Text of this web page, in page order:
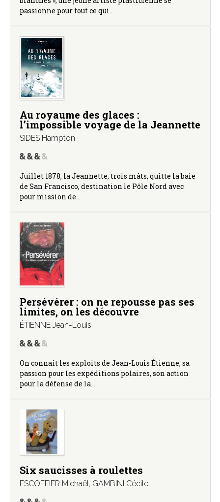
passionne pour tout ce qui…
Au royaume des glaces :
l’impossible voyage de la Jeannette
SIDES Hampton
Juillet 1878, la Jeannette, trois mâts, quitte la baie
de San Francisco, destination le Pôle Nord avec
pour mission de…
Persévérer : on ne repousse pas ses
limites, on les découvre
ÉTIENNE Jean-Louis
On connaît les exploits de Jean-Louis Étienne, sa
passion pour les expéditions polaires, son action
pour la défense de la…
Six saucisses à roulettes
ESCOFFIER Michaël, GAMBINI Cécile